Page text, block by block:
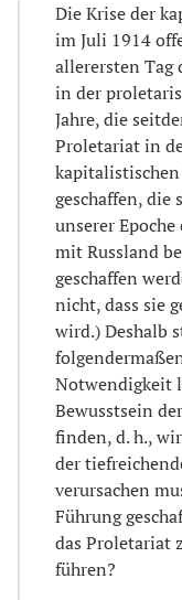
Die Krise der
im Juli 1914
allerersten Tag
in der
Jahre, die
Proletariat in
geschaffen, die
unserer
mit Russland
geschaffen
nicht, dass sie
wird.) Deshalb
Notwendigkeit
Bewusstsein
finden, d. h.,
der
verursachen
Führung
das Proletariat
führen?